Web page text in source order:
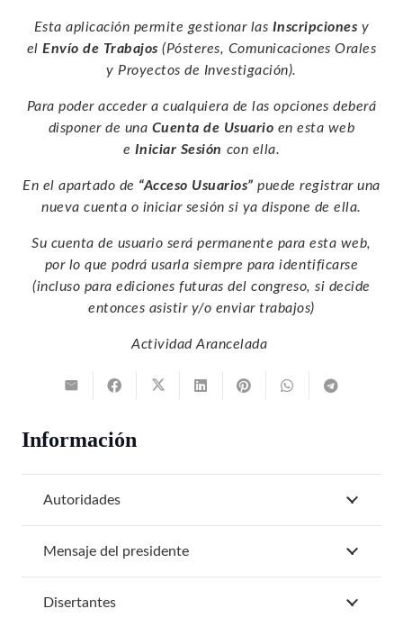
Esta aplicación permite gestionar las Inscripciones y
elEnvío de Trabajos (Pósteres, Comunicaciones Orales
y Proyectos de Investigación).
Para poder acceder a cualquiera de las opciones deberá
disponer de una Cuenta de Usuario en esta web
e Iniciar Sesión con ella.
En el apartado de “Acceso Usuarios” puede registrar una
nueva cuenta o iniciar sesión si ya dispone de ella.
Su cuenta de usuario será permanente para esta web,
por lo que podrá usarla siempre para identificarse
(incluso para ediciones futuras del congreso, si decide
entonces asistir y/o enviar trabajos)
Actividad Arancelada
Información
Autoridades
Mensaje del presidente
Disertantes